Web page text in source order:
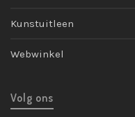
Kunstuitleen
Webwinkel
Volg ons